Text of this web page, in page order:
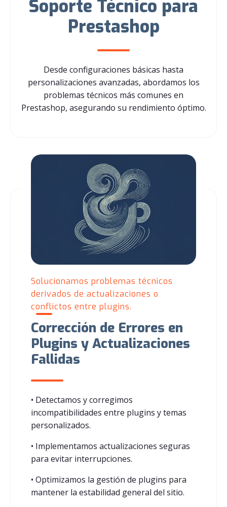
Soporte Técnico para
Prestashop
Desde configuraciones básicas hasta
personalizaciones avanzadas, abordamos los
problemas técnicos más comunes en
Prestashop, asegurando su rendimiento óptimo.
Solucionamos problemas técnicos
derivados de actualizaciones o
conflictos entre plugins.
Corrección de Errores en
Plugins y Actualizaciones
Fallidas
• Detectamos y corregimos
incompatibilidades entre plugins y temas
personalizados.
• Implementamos actualizaciones seguras
para evitar interrupciones.
• Optimizamos la gestión de plugins para
mantener la estabilidad general del sitio.